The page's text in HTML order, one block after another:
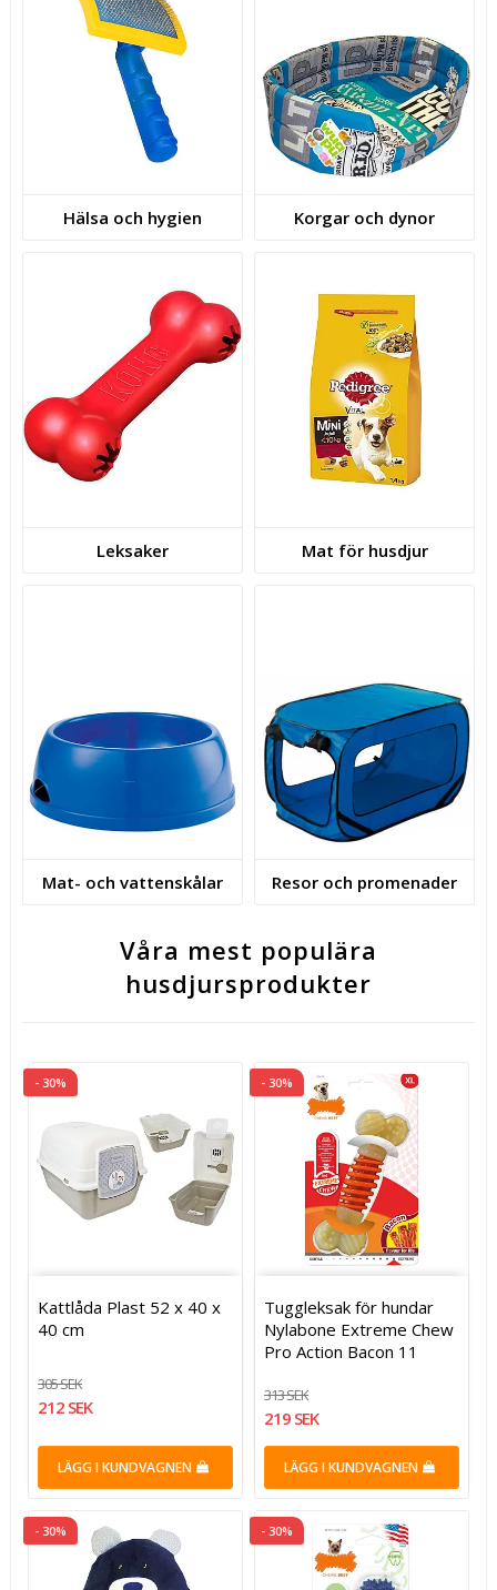
Hälsa och hygien Korgar och dynor
Leksaker Mat för husdjur
Mat- och vattenskålar Resor och promenader
Våra mest populära
husdjursprodukter
- 30%
Kattlåda Plast 52 x 40 x
40 cm
305 SEK
212 SEK
LÄGG I KUNDVAGNEN
- 30%
Tuggleksak för hundar
Nylabone Extreme Chew
Pro Action Bacon 11
313 SEK
219 SEK
LÄGG I KUNDVAGNEN
- 30% - 30%